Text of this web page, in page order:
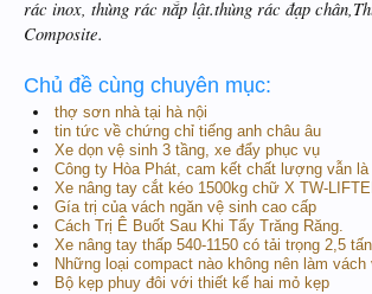
rác inox, thùng rác nắp lật.thùng rác đạp
Composite.
Chủ đề cùng chuyên mục:
thợ sơn nhà tại hà nội
tin tức về chứng chỉ tiếng anh châu âu
Xe dọn vệ sinh 3 tầng, xe đẩy phục vụ
Công ty Hòa Phát, cam kết chất lượng vẫn
Xe nâng tay cắt kéo 1500kg chữ X TW-
Gía trị của vách ngăn vệ sinh cao cấp
Cách Trị Ê Buốt Sau Khi Tẩy Trăng Răng.
Xe nâng tay thấp 540-1150 có tải trọng 2,5 tấn
Những loại compact nào không nên làm vách
Bộ kẹp phuy đôi với thiết kế hai mỏ kẹp